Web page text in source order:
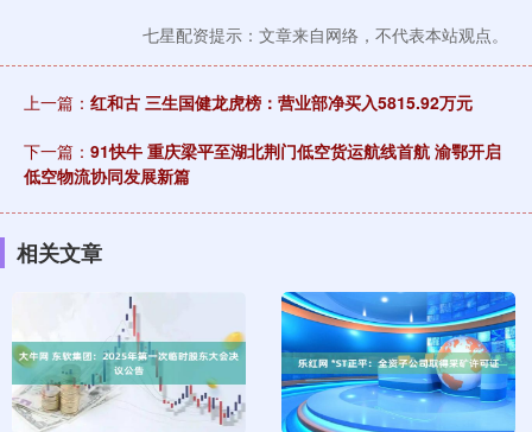
七星配资提示：文章来自网络，不代表本站观点。
上一篇： 红和古 三生国健龙虎榜：营业部净买入5815.92万元
下一篇： 91快牛 重庆梁平至湖北荆门低空货运航线首航 渝鄂开启
低空物流协同发展新篇
相关文章